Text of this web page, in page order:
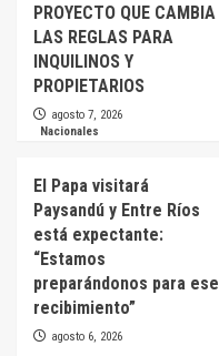
PROYECTO QUE CAMBIA
LAS REGLAS PARA
INQUILINOS Y
PROPIETARIOS
agosto 7, 2026
Nacionales
El Papa visitará
Paysandú y Entre Ríos
está expectante:
“Estamos
preparándonos para ese
recibimiento”
agosto 6, 2026